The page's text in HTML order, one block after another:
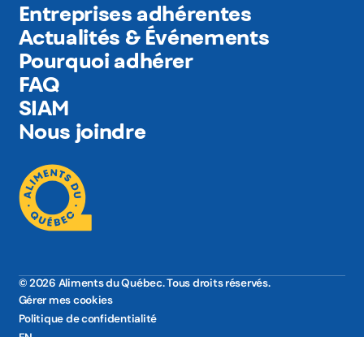
Entreprises adhérentes
Actualités & Événements
Pourquoi adhérer
FAQ
SIAM
Nous joindre
© 2026 Aliments du Québec. Tous droits réservés.
Gérer mes cookies
Politique de confidentialité